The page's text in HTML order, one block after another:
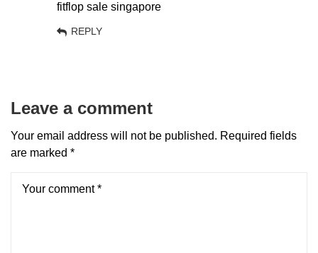
fitflop sale singapore
REPLY
Leave a comment
Your email address will not be published. Required fields
are marked *